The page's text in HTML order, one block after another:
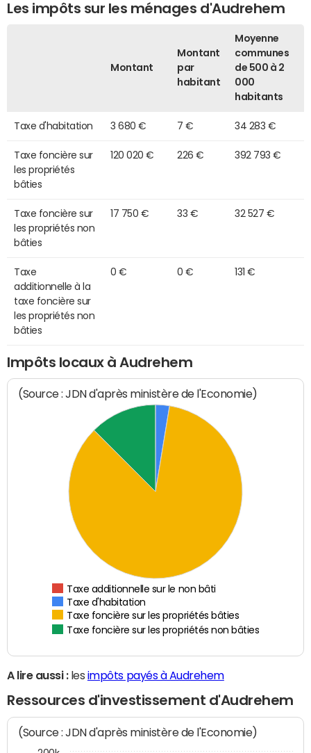
Les impôts sur les ménages d'Audrehem
Montant
Montant
par
habitant
Moyenne
communes
de 500 à 2
000
habitants
Taxe d'habitation 3 680 € 7 € 34 283 €
Taxe foncière sur
les propriétés
bâties
120 020 € 226 € 392 793 €
Taxe foncière sur
les propriétés non
bâties
17 750 € 33 € 32 527 €
Taxe
additionnelle à la
taxe foncière sur
les propriétés non
bâties
0 € 0 € 131 €
Impôts locaux à Audrehem
(Source : JDN d'après ministère de l'Economie)
Taxe additionnelle sur le non bâti
Taxe d'habitation
Taxe foncière sur les propriétés bâties
Taxe foncière sur les propriétés non bâties
A lire aussi :les impôts payés à Audrehem
Ressources d'investissement d'Audrehem
(Source : JDN d'après ministère de l'Economie)